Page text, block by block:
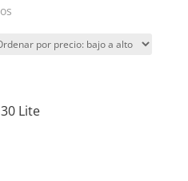
Ordenado
precio:
Lite